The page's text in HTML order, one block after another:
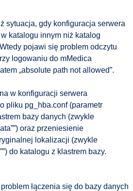
sytuacja, gdy konfiguracja serwera
katalogu innym niż katalog
pojawi się problem odczytu
logowaniu do mMedica
„absolute path not allowed”.
w konfiguracji serwera
pliku pg_hba.conf (parametr
bazy danych (zwykle
oraz przeniesienie
lokalizacji (zwykle
do katalogu z klastrem bazy.
łączenia się do bazy danych